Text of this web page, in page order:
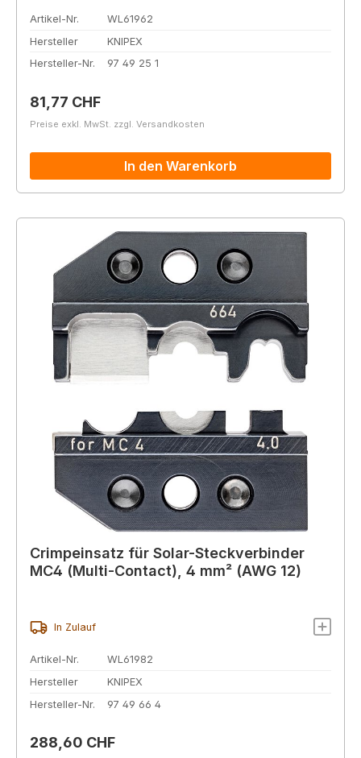
Artikel-Nr.
WL61962
Hersteller
KNIPEX
Hersteller-Nr.
97 49 25 1
Regulärer Preis:
81,77 CHF
Preise exkl. MwSt. zzgl. Versandkosten
In den Warenkorb
Crimpeinsatz für Solar-Steckverbinder
MC4 (Multi-Contact), 4 mm² (AWG 12)
In Zulauf
Artikel-Nr.
WL61982
Hersteller
KNIPEX
Hersteller-Nr.
97 49 66 4
Regulärer Preis:
288,60 CHF